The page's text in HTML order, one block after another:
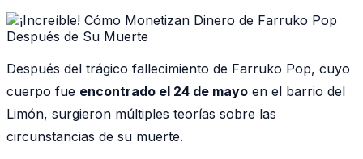
Después del trágico fallecimiento de Farruko Pop, cuyo
cuerpo fue encontrado el 24 de mayo en el barrio del
Limón, surgieron múltiples teorías sobre las
circunstancias de su muerte.